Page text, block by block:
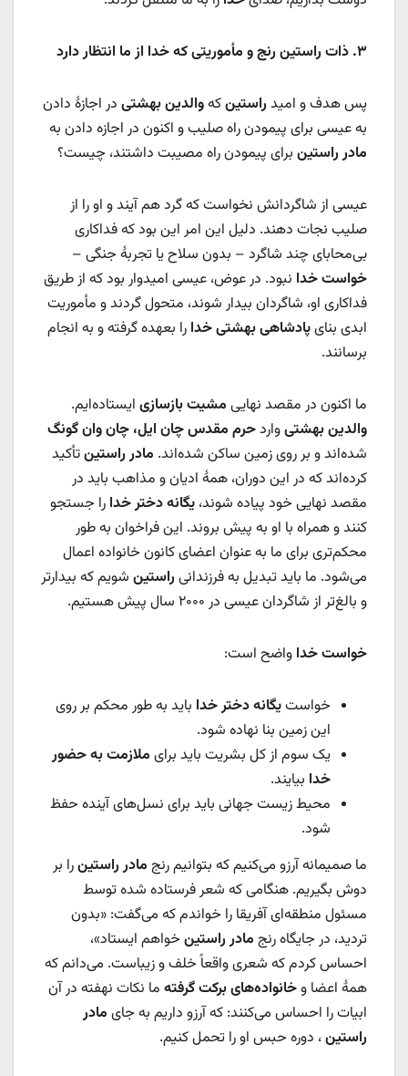
۳. ذات راستین رنج و مأموریتی که خدا از ما انتظار دارد
پس هدف و امیدراستینکهوالدین بهشتی در اجازۀ دادن
به عیسی برای پیمودن راه صلیب و اکنون در اجازه دادن به
مادر راستین برای پیمودن راه مصیبت داشتند، چیست؟
عیسی از شاگردانش نخواست که گرد هم آیند و او را از
صلیب نجات دهند. دلیل این امر این بود که فداکاری
بی‌محابای چند شاگرد – بدون سلاح یا تجربۀ جنگی –
خواست خدا نبود. در عوض، عیسی امیدوار بود که از طریق
فداکاری او، شاگردان بیدار شوند، متحول گردند و مأموریت
ابدی بنایپادشاهی بهشتیخدا را بعهده گرفته و به انجام
برسانند.
ما اکنون در مقصد نهایی مشیت بازسازی ایستاده‌ایم.
والدین بهشتیواردحرم مقدس چان ایل، چان وان گونگ
شده‌اند و بر روی زمین ساکن شده‌اند. مادر راستینتأکید
کرده‌اند که در این دوران، همۀ ادیان و مذاهب باید در
مقصد نهایی خود پیاده شوند، یگانه دختر خدا را جستجو
کنند و همراه با او به پیش بروند. این فراخوان به طور
محکم‌تری برای ما به عنوان اعضای کانون خانواده اعمال
می‌شود. ما باید تبدیل به فرزندانیراستین شویم که بیدارتر
و بالغ‌تر از شاگردان عیسی در ۲۰۰۰ سال پیش هستیم.
خواست خدا واضح است:
خواستیگانه دختر خدا باید به طور محکم بر روی
این زمین بنا نهاده شود.
یک سوم از کل بشریت باید برای ملازمت به حضور
خدا بیایند.
محیط زیست جهانی باید برای نسل‌های آینده حفظ
شود.
ما صمیمانه آرزو می‌کنیم که بتوانیم رنج مادر راستینرا بر
دوش بگیریم. هنگامی که شعر فرستاده شده توسط
مسئول منطقه‌ای آفریقا را خواندم که می‌گفت: «بدون
تردید، در جایگاه رنج مادر راستینخواهم ایستاد»،
احساس کردم که شعری واقعاً خلف و زیباست. می‌دانم که
همۀ اعضا وخانواده‌های برکت گرفته ما نکات نهفته در آن
ابیات را احساس می‌کنند: که آرزو داریم به جای مادر
راستین، دوره حبس او را تحمل کنیم.